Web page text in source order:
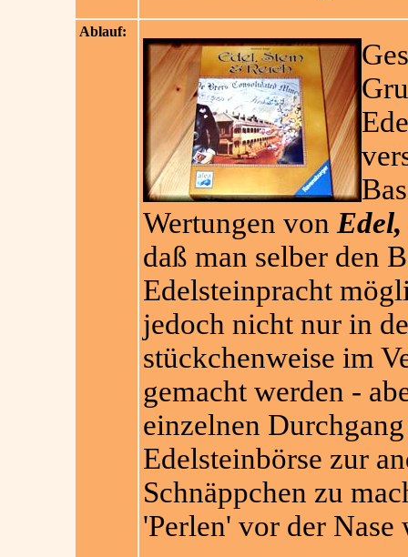
Ablauf:
Wertungen von
daß man selber den
Edelsteinpracht
jedoch nicht nur in
stückchenweise im
gemacht werden -
einzelnen
Edelsteinbörse zur
Schnäppchen zu
'Perlen' vor der Nase